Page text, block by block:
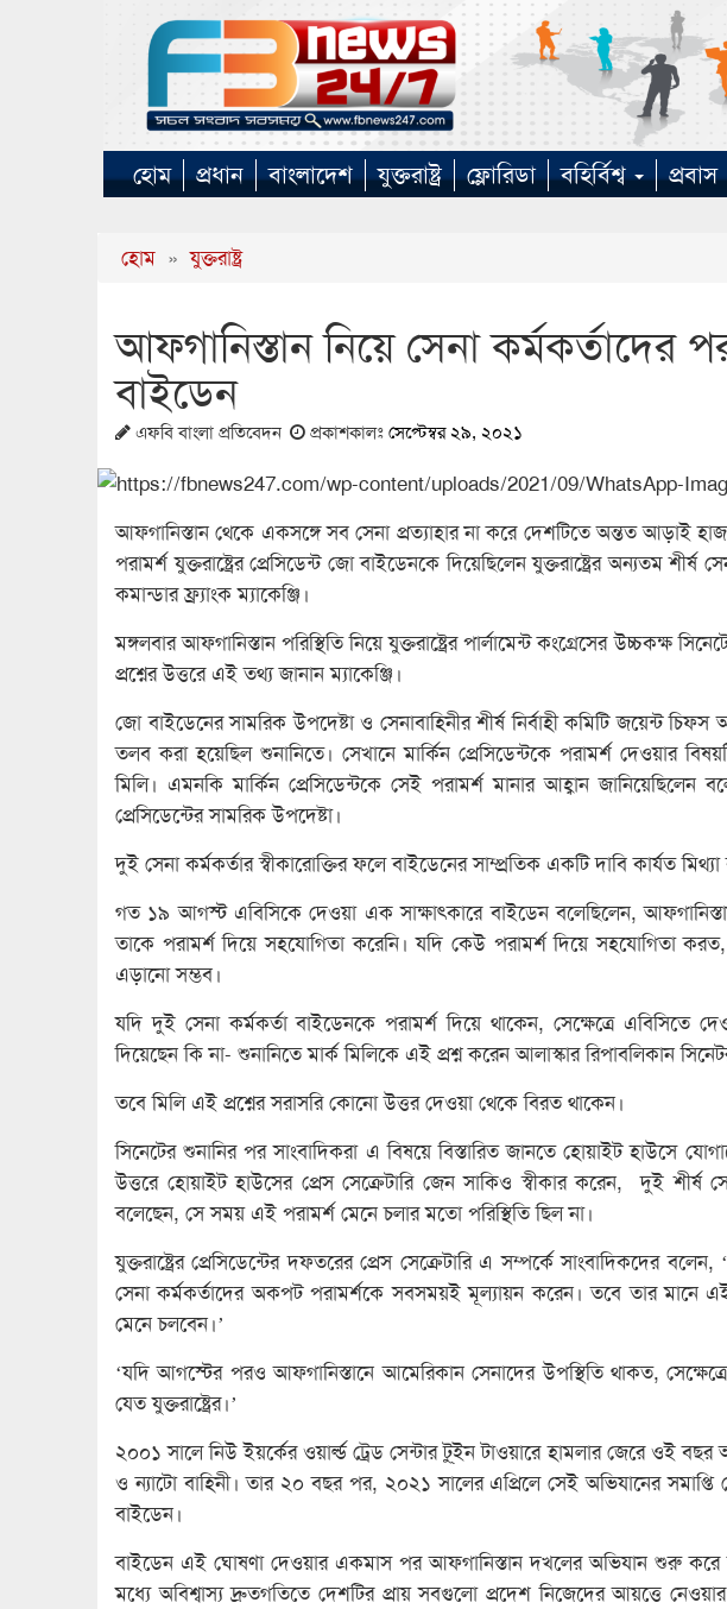
হোম প্রধান বাংলাদেশ যুক্তরাষ্ট্র ফ্লোরিডা বহির্বিশ্ব প্রবাস
হোম » যুক্তরাষ্ট্র
আফগানিস্তান নিয়ে সেনা কর্মকর্তাদের
বাইডেন
এফবি বাংলা প্রতিবেদন প্রকাশকালঃ সেপ্টেম্বর ২৯, ২০২১
আফগানিস্তান থেকে একসঙ্গে সব সেনা প্রত্যাহার না করে দেশটিতে অন্তত আড়াই
পরামর্শ যুক্তরাষ্ট্রের প্রেসিডেন্ট জো বাইডেনকে দিয়েছিলেন যুক্তরাষ্ট্রের অন্যতম শীর্ষ
কমান্ডার ফ্র্যাংক ম্যাকেঞ্জি।
মঙ্গলবার আফগানিস্তান পরিস্থিতি নিয়ে যুক্তরাষ্ট্রের পার্লামেন্ট কংগ্রেসের উচ্চকক্ষ
প্রশ্নের উত্তরে এই তথ্য জানান ম্যাকেঞ্জি।
জো বাইডেনের সামরিক উপদেষ্টা ও সেনাবাহিনীর শীর্ষ নির্বাহী কমিটি জয়েন্ট চিফস
তলব করা হয়েছিল শুনানিতে। সেখানে মার্কিন প্রেসিডেন্টকে পরামর্শ দেওয়ার
মিলি। এমনকি মার্কিন প্রেসিডেন্টকে সেই পরামর্শ মানার আহ্বান জানিয়েছিলেন
প্রেসিডেন্টের সামরিক উপদেষ্টা।
দুই সেনা কর্মকর্তার স্বীকারোক্তির ফলে বাইডেনের সাম্প্রতিক একটি দাবি কার্যত
গত ১৯ আগস্ট এবিসিকে দেওয়া এক সাক্ষাৎকারে বাইডেন বলেছিলেন,
তাকে পরামর্শ দিয়ে সহযোগিতা করেনি। যদি কেউ পরামর্শ দিয়ে সহযোগিতা
এড়ানো সম্ভব।
যদি দুই সেনা কর্মকর্তা বাইডেনকে পরামর্শ দিয়ে থাকেন, সেক্ষেত্রে এবিসিতে
দিয়েছেন কি না- শুনানিতে মার্ক মিলিকে এই প্রশ্ন করেন আলাস্কার রিপাবলিকান
তবে মিলি এই প্রশ্নের সরাসরি কোনো উত্তর দেওয়া থেকে বিরত থাকেন।
সিনেটের শুনানির পর সাংবাদিকরা এ বিষয়ে বিস্তারিত জানতে হোয়াইট হাউসে
উত্তরে হোয়াইট হাউসের প্রেস সেক্রেটারি জেন সাকিও স্বীকার করেন, দুই শীর্ষ
বলেছেন, সে সময় এই পরামর্শ মেনে চলার মতো পরিস্থিতি ছিল না।
যুক্তরাষ্ট্রের প্রেসিডেন্টের দফতরের প্রেস সেক্রেটারি এ সম্পর্কে সাংবাদিকদের বলেন,
সেনা কর্মকর্তাদের অকপট পরামর্শকে সবসময়ই মূল্যায়ন করেন। তবে তার মানে
মেনে চলবেন।’
‘যদি আগস্টের পরও আফগানিস্তানে আমেরিকান সেনাদের উপস্থিতি থাকত,
যেত যুক্তরাষ্ট্রের।’
২০০১ সালে নিউ ইয়র্কের ওয়ার্ল্ড ট্রেড সেন্টার টু্ইন টাওয়ারে হামলার জেরে ওই
ও ন্যাটো বাহিনী। তার ২০ বছর পর, ২০২১ সালের এপ্রিলে সেই অভিযানের সমাপ্তি
বাইডেন।
বাইডেন এই ঘোষণা দেওয়ার একমাস পর আফগানিস্তান দখলের অভিযান শুরু করে
মধ্যে অবিশ্বাস্য দ্রুতগতিতে দেশটির প্রায় সবগুলো প্রদেশ নিজেদের আয়ত্তে